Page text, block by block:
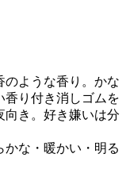
のような香り。かな
香り付き消しゴムを
向き。好き嫌いは分
な・暖かい・明る